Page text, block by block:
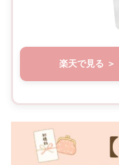
楽天で見る